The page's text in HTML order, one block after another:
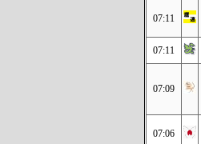
07:11
07:11
07:09
07:06